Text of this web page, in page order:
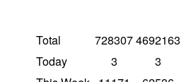
Total 7283074692163
Today
3
3